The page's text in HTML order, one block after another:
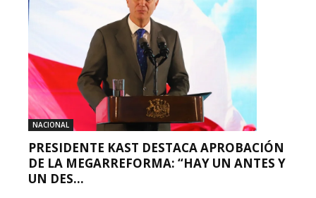
NACIONAL
PRESIDENTE KAST DESTACA APROBACIÓN
DE LA MEGARREFORMA: “HAY UN ANTES Y
UN DES...